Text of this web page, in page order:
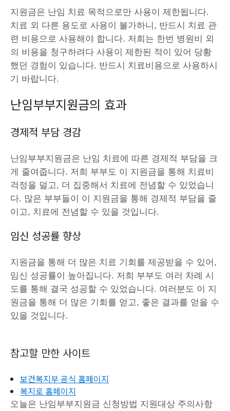
지원금은 난임 치료 목적으로만 사용이 제한됩니다.
치료 외 다른 용도로 사용이 불가하니, 반드시 치료 관
련 비용으로 사용해야 합니다. 저희는 한번 병원비 외
의 비용을 청구하려다 사용이 제한된 적이 있어 당황
했던 경험이 있습니다. 반드시 치료비용으로 사용하시
기 바랍니다.
난임부부지원금의 효과
경제적 부담 경감
난임부부지원금은 난임 치료에 따른 경제적 부담을 크
게 줄여줍니다. 저희 부부도 이 지원금을 통해 치료비
걱정을 덜고, 더 집중해서 치료에 전념할 수 있었습니
다. 많은 부부들이 이 지원금을 통해 경제적 부담을 줄
이고, 치료에 전념할 수 있을 것입니다.
임신 성공률 향상
지원금을 통해 더 많은 치료 기회를 제공받을 수 있어,
임신 성공률이 높아집니다. 저희 부부도 여러 차례 시
도를 통해 결국 성공할 수 있었습니다. 여러분도 이 지
원금을 통해 더 많은 기회를 얻고, 좋은 결과를 얻을 수
있을 것입니다.
참고할 만한 사이트
보건복지부 공식 홈페이지
복지로 홈페이지
오늘은 난임부부지원금 신청방법 지원대상 주의사항